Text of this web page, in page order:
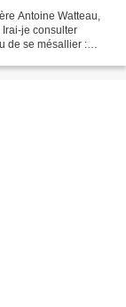
Antoine Watteau,
je consulter
de se mésallier :